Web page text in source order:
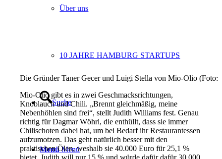
Über uns
10 JAHRE HAMBURG STARTUPS
Suche
Menü Menü
Die Gründer Taner Gecer und Luigi Stella von Mio-Olio
Mio-Olio gibt es in zwei Geschmacksrichtungen,
Knoblauch und Chili. „Brennt gleichmäßig, meine
Nebenhöhlen sind frei“, stellt Judith Williams fest. Genau
richtig für Dagmar Wöhrl, die enthüllt, dass sie immer
Chilischoten dabei hat, um bei Bedarf ihr Restaurantessen
aufzumotzen. Das geht natürlich besser mit den
praktischen Ölen, weshalb sie 40.000 Euro für 25,1 %
bietet. Judith will nur 15 % und würde dafür dafür 30.000